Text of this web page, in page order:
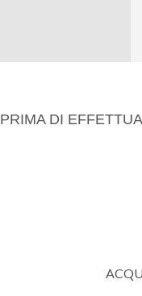
PRIMA DI